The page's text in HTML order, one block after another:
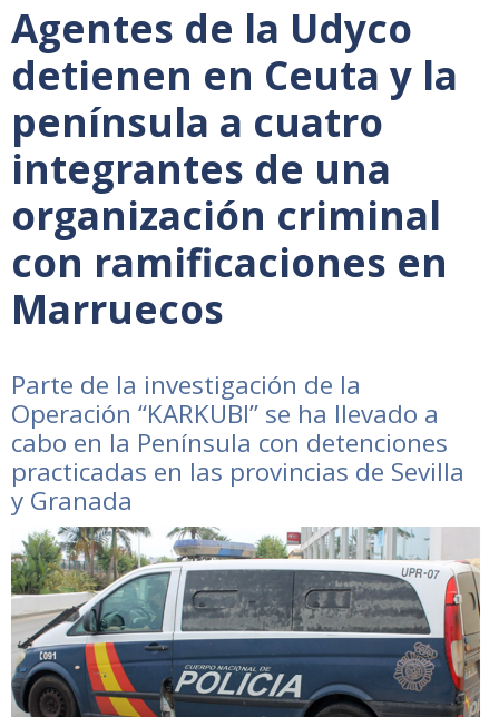
Agentes de la Udyco
detienen en Ceuta y la
península a cuatro
integrantes de una
organización criminal
con ramificaciones en
Marruecos
Parte de la investigación de la
Operación “KARKUBI” se ha llevado a
cabo en la Península con detenciones
practicadas en las provincias de Sevilla
y Granada